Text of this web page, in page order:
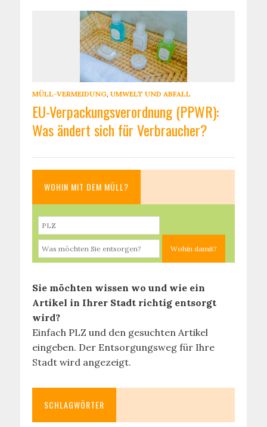
MÜLL-VERMEIDUNG, UMWELT UND ABFALL
EU-Verpackungsverordnung (PPWR):
Was ändert sich für Verbraucher?
WOHIN MIT DEM MÜLL?
Sie möchten wissen wo und wie ein
Artikel in Ihrer Stadt richtig entsorgt
wird?
Einfach PLZ und den gesuchten Artikel
eingeben. Der Entsorgungsweg für Ihre
Stadt wird angezeigt.
SCHLAGWÖRTER